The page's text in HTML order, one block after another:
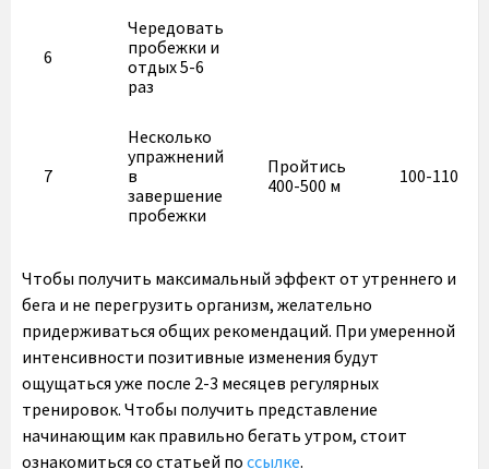
6
Чередовать
пробежки и
отдых 5-6
раз
7
Несколько
упражнений
в
завершение
пробежки
Пройтись
400-500 м
100-110
Чтобы получить максимальный эффект от утреннего и
бега и не перегрузить организм, желательно
придерживаться общих рекомендаций. При умеренной
интенсивности позитивные изменения будут
ощущаться уже после 2-3 месяцев регулярных
тренировок. Чтобы получить представление
начинающим как правильно бегать утром, стоит
ознакомиться со статьей по ссылке.